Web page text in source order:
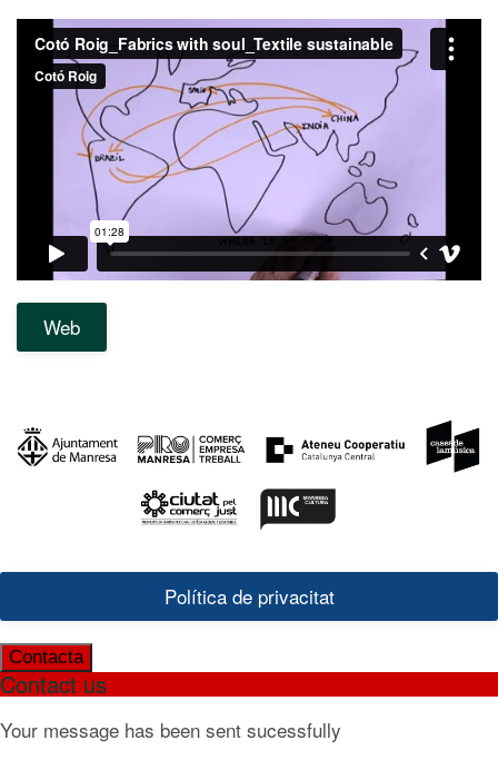
Web
Política de privacitat
Contacta
Contact us
Your message has been sent sucessfully